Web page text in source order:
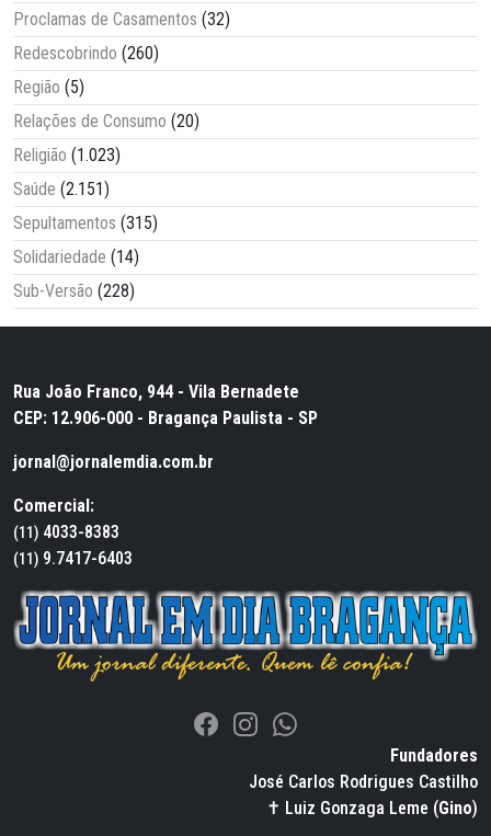
Proclamas de Casamentos (32)
Redescobrindo (260)
Região (5)
Relações de Consumo (20)
Religião (1.023)
Saúde (2.151)
Sepultamentos (315)
Solidariedade (14)
Sub-Versão (228)
Rua João Franco, 944 - Vila Bernadete
CEP: 12.906-000 - Bragança Paulista - SP
jornal@jornalemdia.com.br
Comercial:
(11) 4033-8383
(11) 9.7417-6403
Fundadores
José Carlos Rodrigues Castilho
✝ Luiz Gonzaga Leme (Gino)